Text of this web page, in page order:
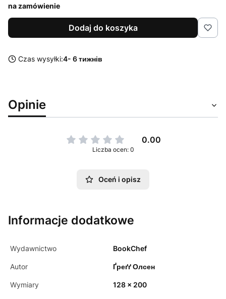
na zamówienie
Dodaj do koszyka
Czas wysyłki:4- 6 тижнів
Opinie
0.00
Liczba ocen: 0
Oceń i opisz
Informacje dodatkowe
Wydawnictwo BookChef
Autor Ґреґґ Олсен
Wymiary 128 x 200